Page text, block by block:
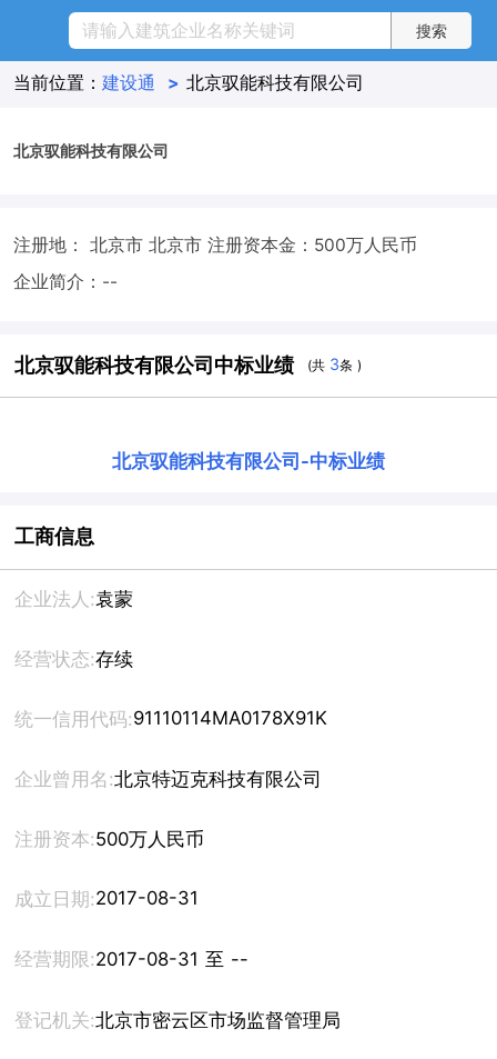
当前位置： 建设通 > 北京驭能科技有限公司
北京驭能科技有限公司
注册地： 北京市 北京市 注册资本金：500万人民币
企业简介：--
北京驭能科技有限公司中标业绩 (共 3条 )
北京驭能科技有限公司 -中标业绩
工商信息
企业法人:袁蒙
经营状态:存续
统一信用代码:91110114MA0178X91K
企业曾用名:北京特迈克科技有限公司
注册资本:500万人民币
成立日期:2017-08-31
经营期限: 2017-08-31 至 --
登记机关:北京市密云区市场监督管理局